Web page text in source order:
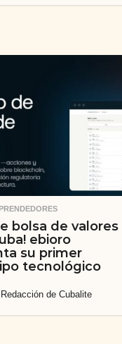
bolsa de valores
ebioro
su primer
tecnológico
Redacción de Cubalite